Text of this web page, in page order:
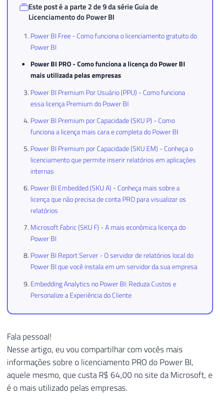
Este post é a parte 2 de 9 da sérieGuia de
Licenciamento do Power BI
Power BI Free - Como funciona o licenciamento gratuito do
Power BI
Power BI PRO - Como funciona a licença do Power BI
mais utilizada pelas empresas
Power BI Premium Por Usuário (PPU) - Como funciona
essa licença Premium do Power BI
Power BI Premium por Capacidade (SKU P) - Como
funciona a licença mais cara e completa do Power BI
Power BI Premium por Capacidade (SKU EM) - Conheça o
licenciamento que permite inserir relatórios em aplicações
internas
Power BI Embedded (SKU A) - Conheça mais sobre a
licença que não precisa de conta PRO para visualizar os
relatórios
Microsoft Fabric (SKU F) - A mais econômica licença do
Power BI
Power BI Report Server - O servidor de relatórios local do
Power BI que você instala em um servidor da sua empresa
Embedding Analytics no Power BI: Reduza Custos e
Personalize a Experiência do Cliente
Fala pessoal!
Nesse artigo, eu vou compartilhar com vocês mais
informações sobre o licenciamento PRO do Power BI,
aquele mesmo, que custa R$ 64,00 no site da Microsoft, e
é o mais utilizado pelas empresas.